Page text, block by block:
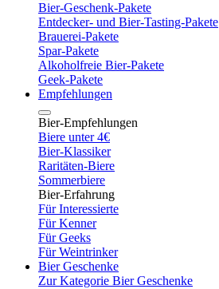
Bier-Geschenk-Pakete
Entdecker- und Bier-Tasting-Pakete
Brauerei-Pakete
Spar-Pakete
Alkoholfreie Bier-Pakete
Geek-Pakete
Empfehlungen
Bier-Empfehlungen
Biere unter 4€
Bier-Klassiker
Raritäten-Biere
Sommerbiere
Bier-Erfahrung
Für Interessierte
Für Kenner
Für Geeks
Für Weintrinker
Bier Geschenke
Zur Kategorie Bier Geschenke